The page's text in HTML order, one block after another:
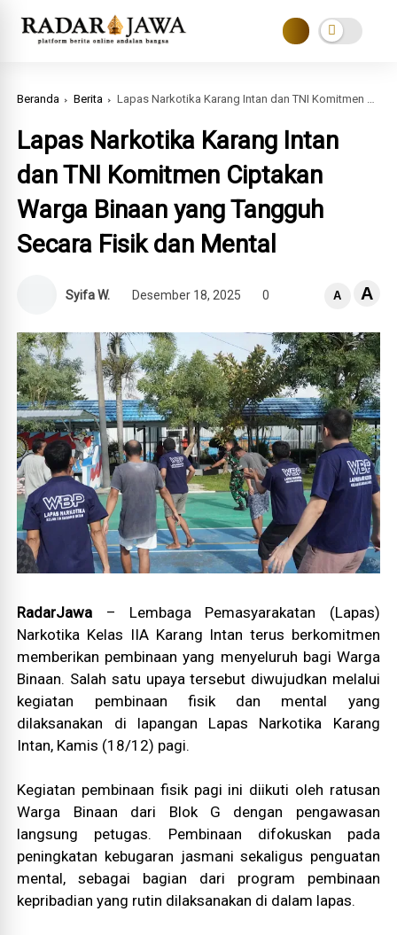
Beranda Berita Lapas Narkotika Karang Intan dan TNI Komitmen Ciptakan Warga Binaan yang Tangguh Secara Fisik dan Mental
Lapas Narkotika Karang Intan
dan TNI Komitmen Ciptakan
Warga Binaan yang Tangguh
Secara Fisik dan Mental
Syifa W. Desember 18, 2025 0 A A
RadarJawa – Lembaga Pemasyarakatan (Lapas)
Narkotika Kelas IIA Karang Intan terus berkomitmen
memberikan pembinaan yang menyeluruh bagi Warga
Binaan. Salah satu upaya tersebut diwujudkan melalui
kegiatan pembinaan fisik dan mental yang
dilaksanakan di lapangan Lapas Narkotika Karang
Intan, Kamis (18/12) pagi.
Kegiatan pembinaan fisik pagi ini diikuti oleh ratusan
Warga Binaan dari Blok G dengan pengawasan
langsung petugas. Pembinaan difokuskan pada
peningkatan kebugaran jasmani sekaligus penguatan
mental, sebagai bagian dari program pembinaan
kepribadian yang rutin dilaksanakan di dalam lapas.